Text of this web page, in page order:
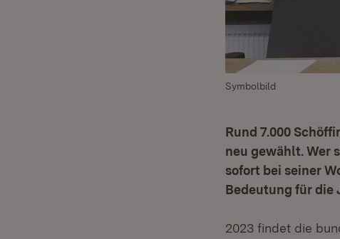
Symbolbild
Rund 7.000
neu gewählt. Wer
sofort bei seiner
Bedeutung für die
2023 findet die